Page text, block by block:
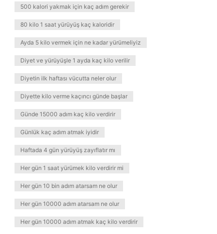
500 kalori yakmak için kaç adım gerekir
80 kilo 1 saat yürüyüş kaç kaloridir
Ayda 5 kilo vermek için ne kadar yürümeliyiz
Diyet ve yürüyüşle 1 ayda kaç kilo verilir
Diyetin ilk haftası vücutta neler olur
Diyette kilo verme kaçıncı günde başlar
Günde 15000 adım kaç kilo verdirir
Günlük kaç adım atmak iyidir
Haftada 4 gün yürüyüş zayıflatır mı
Her gün 1 saat yürümek kilo verdirir mi
Her gün 10 bin adım atarsam ne olur
Her gün 10000 adım atarsam ne olur
Her gün 10000 adım atmak kaç kilo verdirir